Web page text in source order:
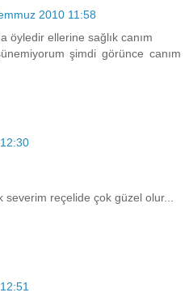
2010 11:58
öyledir ellerine sağlık canım
şimdi görünce canım
severim reçelide çok güzel olur...